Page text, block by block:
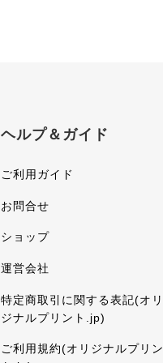
ヘルプ＆ガイド
ご利用ガイド
お問合せ
ショップ
運営会社
特定商取引に関する表記(オリ
ジナルプリント.jp)
ご利用規約(オリジナルプリン